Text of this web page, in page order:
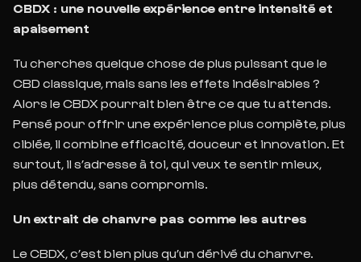
CBDX : une nouvelle expérience entre intensité et
apaisement
Tu cherches quelque chose de plus puissant que le
CBD classique, mais sans les effets indésirables ?
Alors le CBDX pourrait bien être ce que tu attends.
Pensé pour offrir une expérience plus complète, plus
ciblée, il combine efficacité, douceur et innovation. Et
surtout, il s’adresse à toi, qui veux te sentir mieux,
plus détendu, sans compromis.
Un extrait de chanvre pas comme les autres
Le CBDX, c’est bien plus qu’un dérivé du chanvre.